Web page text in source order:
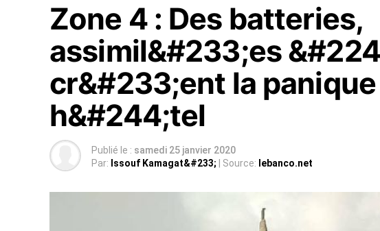
Zone 4 : Des batteries,
assimil&#233;es
cr&#233;ent la
h&#244;tel
Publié le : samedi 25 janvier 2020
Par: Issouf Kamagat&#233; | Source: lebanco.net